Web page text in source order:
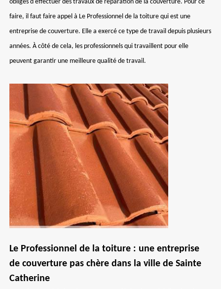
obligés d'effectuer des travaux de réparation de la couverture. Pour ce
faire, il faut faire appel à Le Professionnel de la toiture qui est une
entreprise de couverture. Elle a exercé ce type de travail depuis plusieurs
années. À côté de cela, les professionnels qui travaillent pour elle
peuvent garantir une meilleure qualité de travail.
Le Professionnel de la toiture : une entreprise
de couverture pas chère dans la ville de Sainte
Catherine